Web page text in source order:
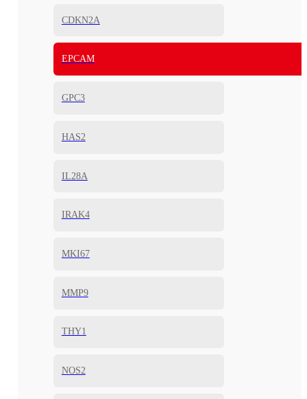
CDKN2A
EPCAM
GPC3
HAS2
IL28A
IRAK4
MKI67
MMP9
THY1
NOS2